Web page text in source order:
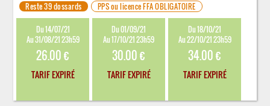
Reste 39 dossards
PPS ou licence FFA OBLIGATOIRE
Du 14/07/21
Au 31/08/21 23h59
26.00 €
TARIF EXPIRÉ
Du 01/09/21
Au 17/10/21 23h59
30.00 €
TARIF EXPIRÉ
Du 18/10/21
Au 22/10/21 23h59
34.00 €
TARIF EXPIRÉ